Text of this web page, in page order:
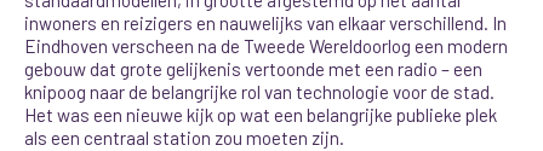
inwoners en reizigers en nauwelijks van elkaar verschillend. In
Eindhoven verscheen na de Tweede Wereldoorlog een modern
gebouw dat grote gelijkenis vertoonde met een radio – een
knipoog naar de belangrijke rol van technologie voor de stad.
Het was een nieuwe kijk op wat een belangrijke publieke plek
als een centraal station zou moeten zijn.